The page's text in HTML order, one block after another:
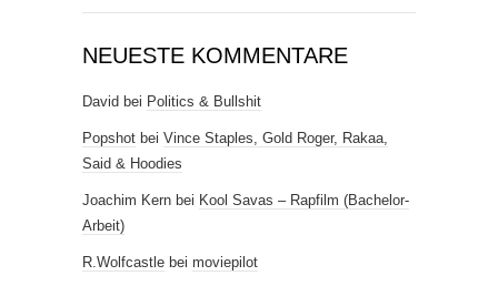
NEUESTE KOMMENTARE
David bei Politics & Bullshit
Popshot bei Vince Staples, Gold Roger, Rakaa,
Said & Hoodies
Joachim Kern bei Kool Savas – Rapfilm (Bachelor-
Arbeit)
R.Wolfcastle bei moviepilot